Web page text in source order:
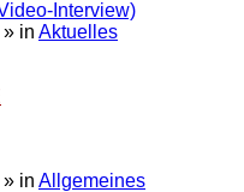
Interview)
» in Aktuelles
» in Allgemeines